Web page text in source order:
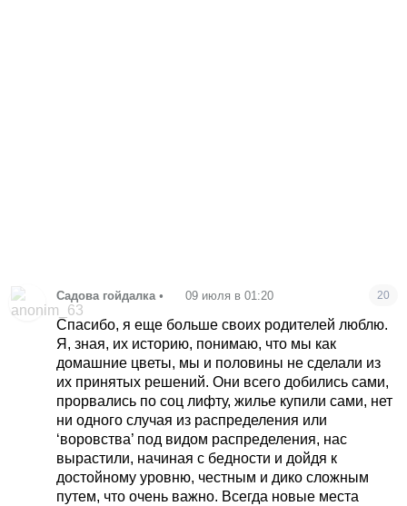
Садова гойдалка • 09 июля в 01:20 20
Спасибо, я еще больше своих родителей люблю.
Я, зная, их историю, понимаю, что мы как
домашние цветы, мы и половины не сделали из
их принятых решений. Они всего добились сами,
прорвались по соц лифту, жилье купили сами, нет
ни одного случая из распределения или
‘воровства’ под видом распределения, нас
вырастили, начиная с бедности и дойдя к
достойному уровню, честным и дико сложным
путем, что очень важно. Всегда новые места